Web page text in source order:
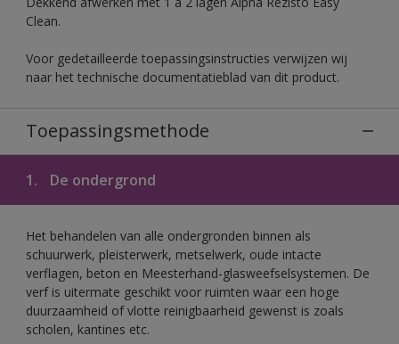
Clean.
Voor gedetailleerde toepassingsinstructies verwijzen wij
naar het technische documentatieblad van dit product.
Toepassingsmethode
1. De ondergrond
Het behandelen van alle ondergronden binnen als
schuurwerk, pleisterwerk, metselwerk, oude intacte
verflagen, beton en Meesterhand-glasweefselsystemen. De
verf is uitermate geschikt voor ruimten waar een hoge
duurzaamheid of vlotte reinigbaarheid gewenst is zoals
scholen, kantines etc.